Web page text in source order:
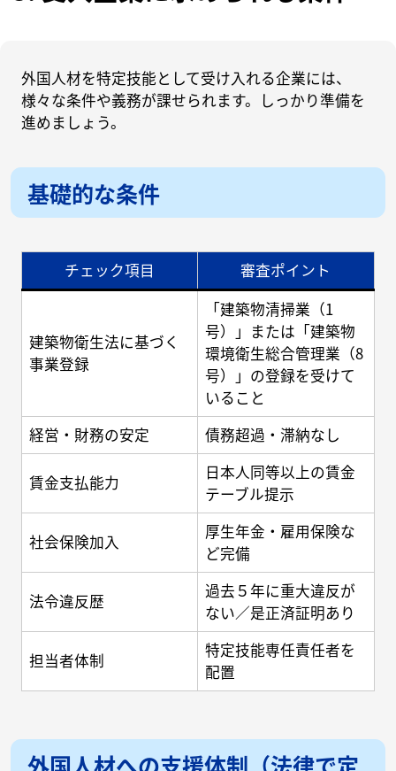
外国人材を特定技能として受け入れる企業には、
様々な条件や義務が課せられます。しっかり準備を
進めましょう。
基礎的な条件
チェック項目 審査ポイント
建築物衛生法に基づく
事業登録
「建築物清掃業（1
号）」または「建築物
環境衛生総合管理業（8
号）」の登録を受けて
いること
経営・財務の安定
債務超過・滞納なし
賃金支払能力
日本人同等以上の賃金
テーブル提示
社会保険加入
厚生年金・雇用保険な
ど完備
法令違反歴
過去５年に重大違反が
ない／是正済証明あり
担当者体制
特定技能専任責任者を
配置
外国人材への支援体制（法律で定